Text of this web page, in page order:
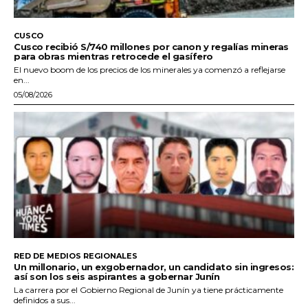
CUSCO
Cusco recibió S/740 millones por canon y regalías mineras
para obras mientras retrocede el gasífero
El nuevo boom de los precios de los minerales ya comenzó a reflejarse
en...
05/08/2026
RED DE MEDIOS REGIONALES
Un millonario, un exgobernador, un candidato sin ingresos:
así son los seis aspirantes a gobernar Junín
La carrera por el Gobierno Regional de Junín ya tiene prácticamente
definidos a sus...